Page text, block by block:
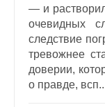
— и
очевидных
следствие
тревожнее
доверии,
о правде,